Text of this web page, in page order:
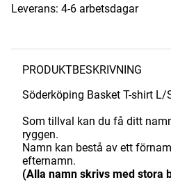
Leverans: 4-6 arbetsdagar
PRODUKTBESKRIVNING
Söderköping Basket T-shirt L/
Som tillval kan du få ditt
ryggen.
Namn kan bestå av ett
efternamn.
(Alla namn skrivs med stora